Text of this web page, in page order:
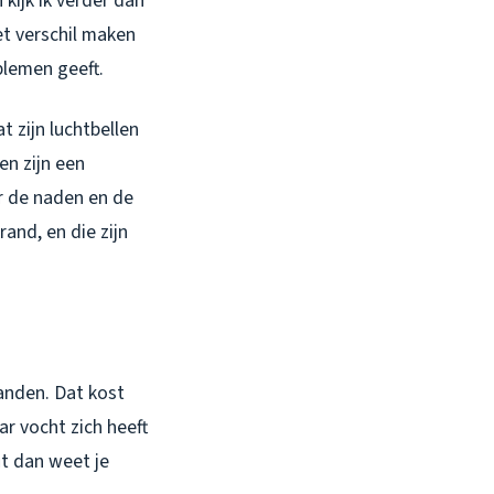
verschil maken
geeft.
zijn luchtbellen
zijn een
de naden en de
en die zijn
Dat kost
vocht zich heeft
dan weet je